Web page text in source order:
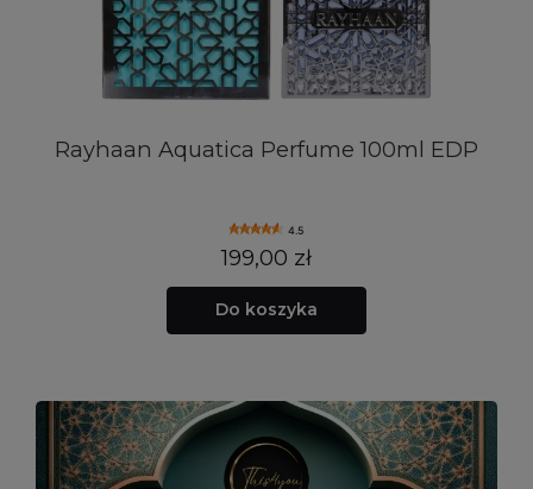
Rayhaan Aquatica Perfume 100ml EDP
4.5
199,00 zł
Do koszyka